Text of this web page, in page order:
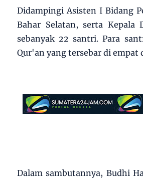
Didampingi Asisten I Bidang
Bahar Selatan, serta Kepala
sebanyak 22 santri. Para
Qur'an yang tersebar di empat
Dalam sambutannya, Budhi